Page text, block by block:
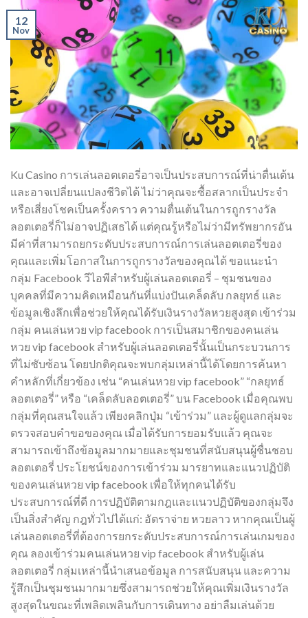
12
Nov
Ku Casino การเล่นลอตเตอรี่อาจเป็นประสบการณ์ที่น่าตื่นเต้น
และอาจเปลี่ยนแปลงชีวิตได้ ไม่ว่าคุณจะซื้อสลากเป็นประจำ
หรือเสี่ยงโชคเป็นครั้งคราว ความตื่นเต้นในการถูกรางวัล
ลอตเตอรี่ก็ไม่อาจปฏิเสธได้ แต่คุณรู้หรือไม่ว่ามีทรัพยากรอัน
มีค่าที่สามารถยกระดับประสบการณ์การเล่นลอตเตอรี่ของ
คุณและเพิ่มโอกาสในการถูกรางวัลของคุณได้ ขอแนะนำ
กลุ่ม Facebook วีไอพีสำหรับผู้เล่นลอตเตอรี่ – ชุมชนของ
บุคคลที่มีความคิดเหมือนกันที่แบ่งปันเคล็ดลับ กลยุทธ์ และ
ข้อมูลเชิงลึกเพื่อช่วยให้คุณได้รับเงินรางวัลหวยสูงสุด เข้าร่วม
กลุ่ม คนเล่นหวย vip facebook การเป็นสมาชิกของคนเล่น
หวย vip facebook สำหรับผู้เล่นลอตเตอรี่นั้นเป็นกระบวนการ
ที่ไม่ซับซ้อน โดยปกติคุณจะพบกลุ่มเหล่านี้ได้โดยการค้นหา
คำหลักที่เกี่ยวข้อง เช่น “คนเล่นหวย vip facebook” “กลยุทธ์
ลอตเตอรี่” หรือ “เคล็ดลับลอตเตอรี่” บน Facebook เมื่อคุณพบ
กลุ่มที่คุณสนใจแล้ว เพียงคลิกปุ่ม “เข้าร่วม” และผู้ดูแลกลุ่มจะ
ตรวจสอบคำขอของคุณ เมื่อได้รับการยอมรับแล้ว คุณจะ
สามารถเข้าถึงข้อมูลมากมายและชุมชนที่สนับสนุนผู้ชื่นชอบ
ลอตเตอรี่ ประโยชน์ของการเข้าร่วม มารยาทและแนวปฏิบัติ
ของคนเล่นหวย vip facebook เพื่อให้ทุกคนได้รับ
ประสบการณ์ที่ดี การปฏิบัติตามกฎและแนวปฏิบัติของกลุ่มจึง
เป็นสิ่งสำคัญ กฎทั่วไปได้แก่: อัตราจ่าย หวยลาว หากคุณเป็นผู้
เล่นลอตเตอรี่ที่ต้องการยกระดับประสบการณ์การเล่นเกมของ
คุณ ลองเข้าร่วมคนเล่นหวย vip facebook สำหรับผู้เล่น
ลอตเตอรี่ กลุ่มเหล่านี้นำเสนอข้อมูล การสนับสนุน และความ
รู้สึกเป็นชุมชนมากมายซึ่งสามารถช่วยให้คุณเพิ่มเงินรางวัล
สูงสุดในขณะที่เพลิดเพลินกับการเดินทาง อย่าลืมเล่นด้วย